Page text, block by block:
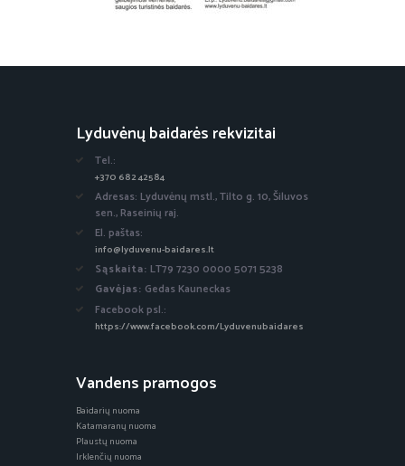
Lyduvėnų baidarės rekvizitai
Tel.:
+370 682 42584
Adresas: Lyduvėnų mstl., Tilto g. 10, Šiluvos
sen., Raseinių raj.
El. paštas:
info@lyduvenu-baidares.lt
Sąskaita: LT79 7230 0000 5071 5238
Gavėjas: Gedas Kauneckas
Facebook psl.:
https://www.facebook.com/Lyduvenubaidares
Vandens pramogos
Baidarių nuoma
Katamaranų nuoma
Plaustų nuoma
Irklenčių nuoma